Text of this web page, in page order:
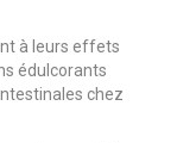
à leurs effets
édulcorants
chez